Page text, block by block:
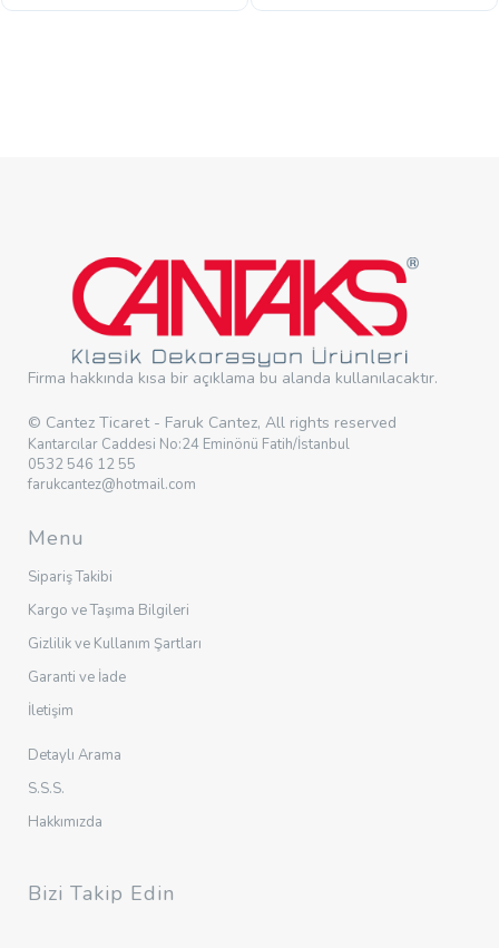
Firma hakkında kısa bir açıklama bu alanda kullanılacaktır.
© Cantez Ticaret - Faruk Cantez, All rights reserved
Kantarcılar Caddesi No:24 Eminönü Fatih/İstanbul
0532 546 12 55
farukcantez@hotmail.com
Menu
Sipariş Takibi
Kargo ve Taşıma Bilgileri
Gizlilik ve Kullanım Şartları
Garanti ve İade
İletişim
Detaylı Arama
S.S.S.
Hakkımızda
Bizi Takip Edin